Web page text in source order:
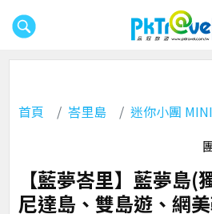
首頁 峇里島
迷你小團
【藍夢峇里】藍夢島(
尼達島、雙島遊、網